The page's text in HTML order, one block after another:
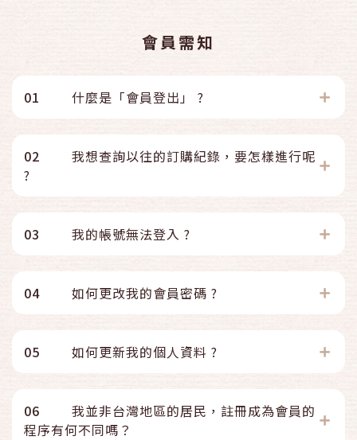
會員需知
01 什麼是「會員登出」 ?
02
我想查詢以往的訂購紀錄，要怎樣進行呢
?
03 我的帳號無法登入 ?
04 如何更改我的會員密碼 ?
05 如何更新我的個人資料 ?
06
我並非台灣地區的居民，註冊成為會員的
程序有何不同嗎？